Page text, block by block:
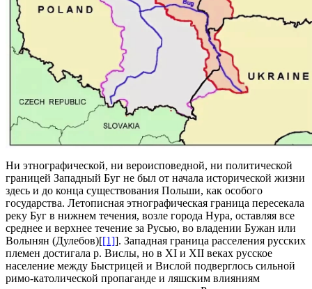
Ни этнографической, ни вероисповедной, ни политической
границей Западный Буг не был от начала исторической жизни
здесь и до конца существования Польши, как особого
государства. Летописная этнографическая граница пересекала
реку Буг в нижнем течения, возле города Нура, оставляя все
среднее и верхнее течение за Русью, во владении Бужан или
Волынян (Дулебов)[[1]]. Западная граница расселения русских
племен достигала р. Вислы, но в XI и XII веках русское
население между Быстрицей и Вислой подверглось сильной
pимо-католической пропаганде и ляшским влияниям